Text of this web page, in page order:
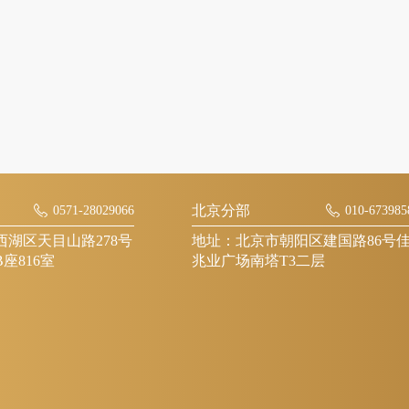
0571-28029066
湖区天目山路278号
816室
北京分部 010-
地址：北京市朝阳区建国路86号
兆业广场南塔T3二层